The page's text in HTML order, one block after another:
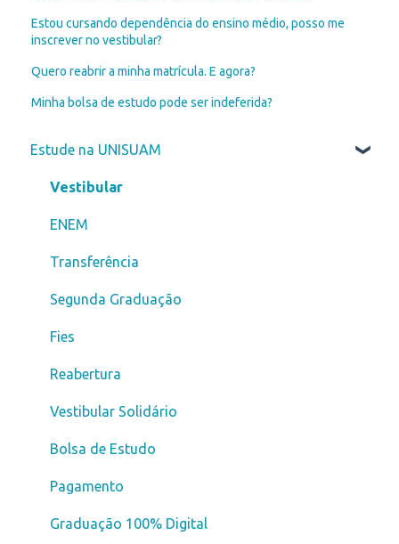
Estou cursando dependência do ensino médio, posso me
inscrever no vestibular?
Quero reabrir a minha matrícula. E agora?
Minha bolsa de estudo pode ser indeferida?
Estude na UNISUAM
Vestibular
ENEM
Transferência
Segunda Graduação
Fies
Reabertura
Vestibular Solidário
Bolsa de Estudo
Pagamento
Graduação 100% Digital